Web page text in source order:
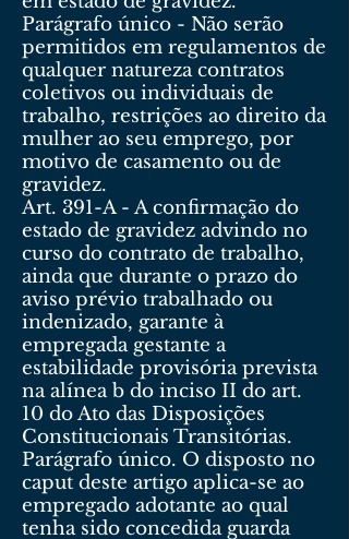
Parágrafo único - Não serão
permitidos em regulamentos de
qualquer natureza contratos
coletivos ou individuais de
trabalho, restrições ao direito da
mulher ao seu emprego, por
motivo de casamento ou de
gravidez.
Art. 391-A - A confirmação do
estado de gravidez advindo no
curso do contrato de trabalho,
ainda que durante o prazo do
aviso prévio trabalhado ou
indenizado, garante à
empregada gestante a
estabilidade provisória prevista
na alínea b do inciso II do art.
10 do Ato das Disposições
Constitucionais Transitórias.
Parágrafo único. O disposto no
caput deste artigo aplica-se ao
empregado adotante ao qual
tenha sido concedida guarda